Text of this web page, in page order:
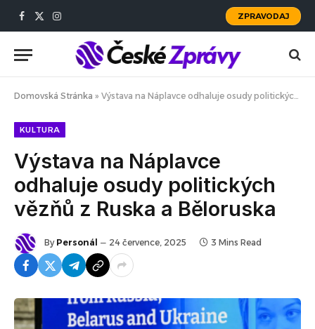
Facebook
X
Instagram
ZPRAVODAJ
Domovská Stránka » Výstava na Náplavce odhaluje osudy politických vězňů z Ruska a Běloruska
KULTURA
Výstava na Náplavce
odhaluje osudy politických
vězňů z Ruska a Běloruska
By Personál 24 července, 2025 3 Mins Read